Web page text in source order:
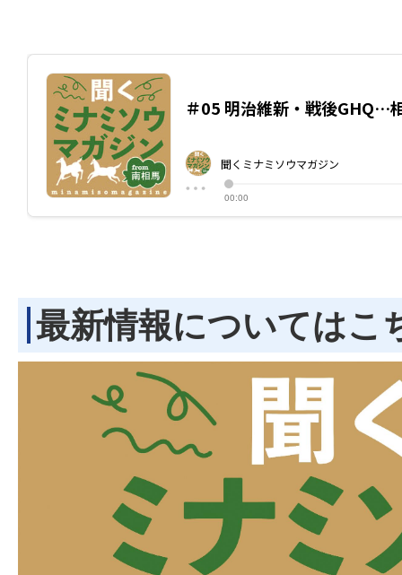
最新情報についてはこ